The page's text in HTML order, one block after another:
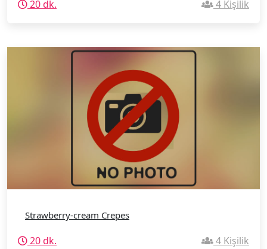
20 dk. 4 Kişilik
Strawberry-cream Crepes
20 dk. 4 Kişilik